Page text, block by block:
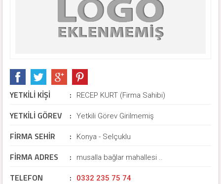
YETKİLİ KİŞİ : RECEP KURT (Firma Sahibi)
YETKİLİ GÖREV : Yetkili Görev Girilmemiş
FİRMA SEHİR : Konya - Selçuklu
FİRMA ADRES : musalla bağlar mahallesi ..
TELEFON : 0332 235 75 74